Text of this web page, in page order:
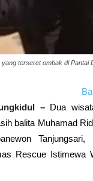
terseret ombak di Pantai
– Dua
balita Muhamad
Rescue